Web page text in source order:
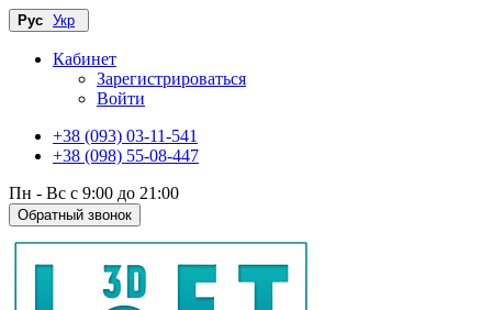
Рус Укр
Кабинет
Зарегистрироваться
Войти
+38 (093) 03-11-541
+38 (098) 55-08-447
Пн - Вс с 9:00 до 21:00
Обратный звонок